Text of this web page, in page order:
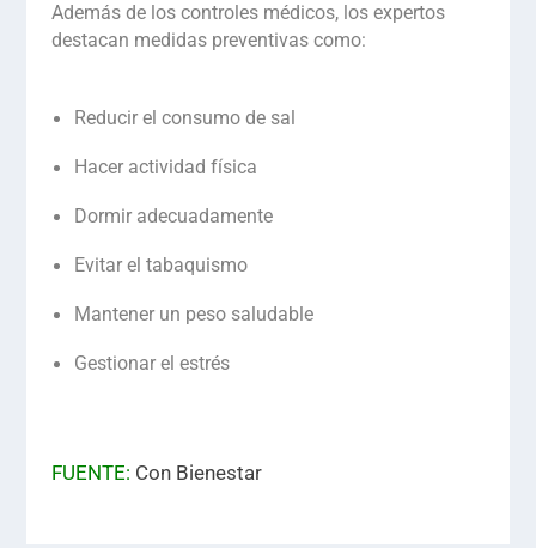
Además de los controles médicos,los expertos
destacan medidas preventivas como:
Reducir el consumo de sal
Hacer actividad física
Dormir adecuadamente
Evitar el tabaquismo
Mantener un peso saludable
Gestionar el estrés
FUENTE: Con Bienestar